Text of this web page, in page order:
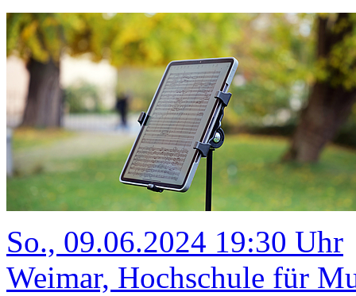
So., 09.06.2024 19:30 Uhr
Weimar, Hochschule für